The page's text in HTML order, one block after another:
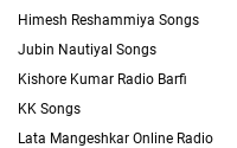
Himesh Reshammiya Songs
Jubin Nautiyal Songs
Kishore Kumar Radio Barfi
KK Songs
Lata Mangeshkar Online Radio